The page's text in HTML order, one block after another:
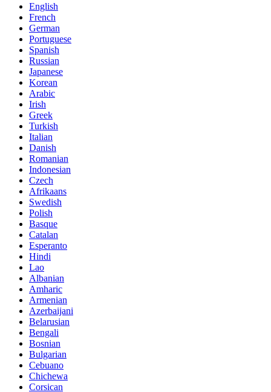
English
French
German
Portuguese
Spanish
Russian
Japanese
Korean
Arabic
Irish
Greek
Turkish
Italian
Danish
Romanian
Indonesian
Czech
Afrikaans
Swedish
Polish
Basque
Catalan
Esperanto
Hindi
Lao
Albanian
Amharic
Armenian
Azerbaijani
Belarusian
Bengali
Bosnian
Bulgarian
Cebuano
Chichewa
Corsican